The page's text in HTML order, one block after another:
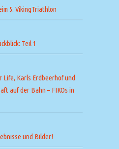
5. VikingTriathlon
Teil 1
Life, Karls Erdbeerhof und
auf der Bahn – FIKOs in
und Bilder!